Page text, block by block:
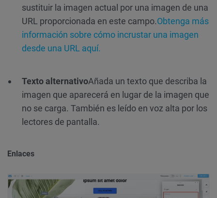
sustituir la imagen actual por una imagen de una
URL proporcionada en este campo.Obtenga más
información sobre cómo incrustar una imagen
desde una URL aquí.
Texto alternativoAñada un texto que describa la
imagen que aparecerá en lugar de la imagen que
no se carga. También es leído en voz alta por los
lectores de pantalla.
Enlaces